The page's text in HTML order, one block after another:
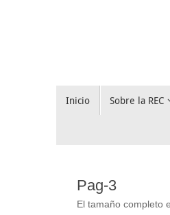
Inicio Sobre la REC
Pag-3
El tamaño completo